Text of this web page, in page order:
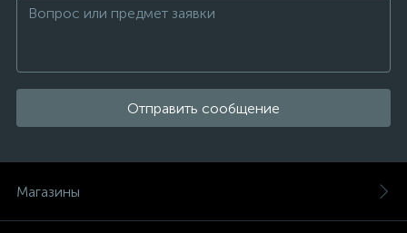
Отправить сообщение
Магазины